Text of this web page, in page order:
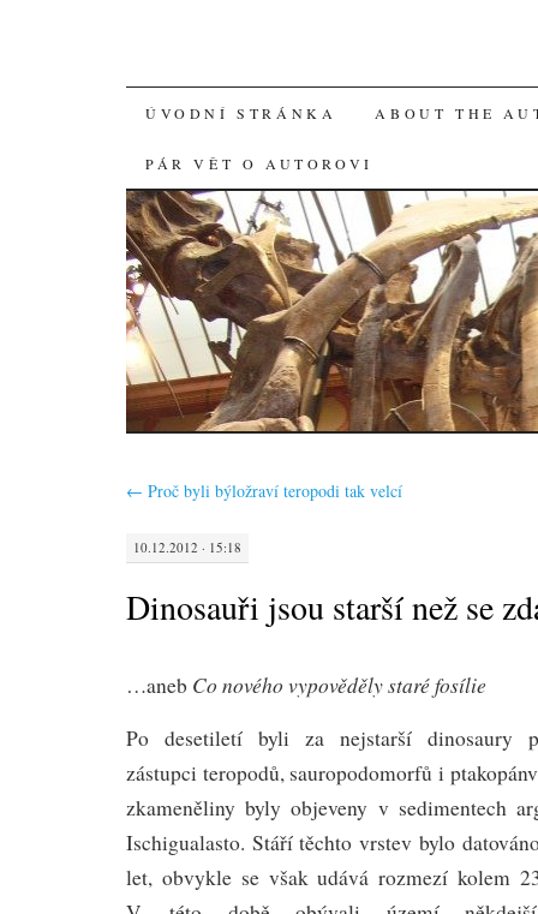
SKIP
TO
CONTENT
ÚVODNÍ STRÁNKA ABOUT THE
PÁR VĚT O AUTOROVI
← Proč byli býložraví teropodi tak velcí
10.12.2012 · 15:18
Dinosauři jsou starší než se
…aneb Co nového vypověděly staré fosílie
Po desetiletí byli za nejstarší dinosaury
zástupci teropodů, sauropodomorfů i
zkameněliny byly objeveny v sedimentech
Ischigualasto. Stáří těchto vrstev bylo
let, obvykle se však udává rozmezí kolem